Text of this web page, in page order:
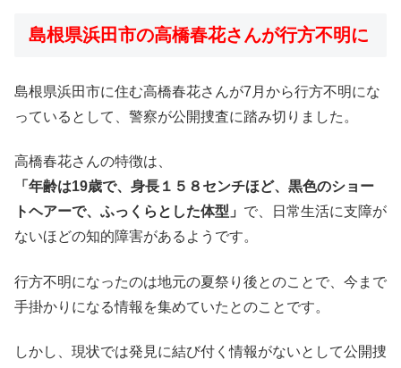
島根県浜田市の高橋春花さんが行方不明に
島根県浜田市に住む高橋春花さんが7月から行方不明にな
っているとして、警察が公開捜査に踏み切りました。
高橋春花さんの特徴は、
「年齢は19歳で、身長１５８センチほど、黒色のショー
トヘアーで、ふっくらとした体型」 で、日常生活に支障が
ないほどの知的障害があるようです。
行方不明になったのは地元の夏祭り後とのことで、今まで
手掛かりになる情報を集めていたとのことです。
しかし、現状では発見に結び付く情報がないとして公開捜